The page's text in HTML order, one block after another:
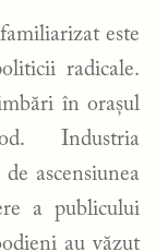
este
radicale.
în orașul
Industria
ascensiunea
a publicului
au văzut